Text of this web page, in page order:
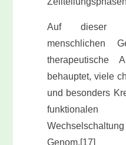
Auf dieser
menschlichen
therapeutische
behauptet, viele
und besonders
Genom.[17]